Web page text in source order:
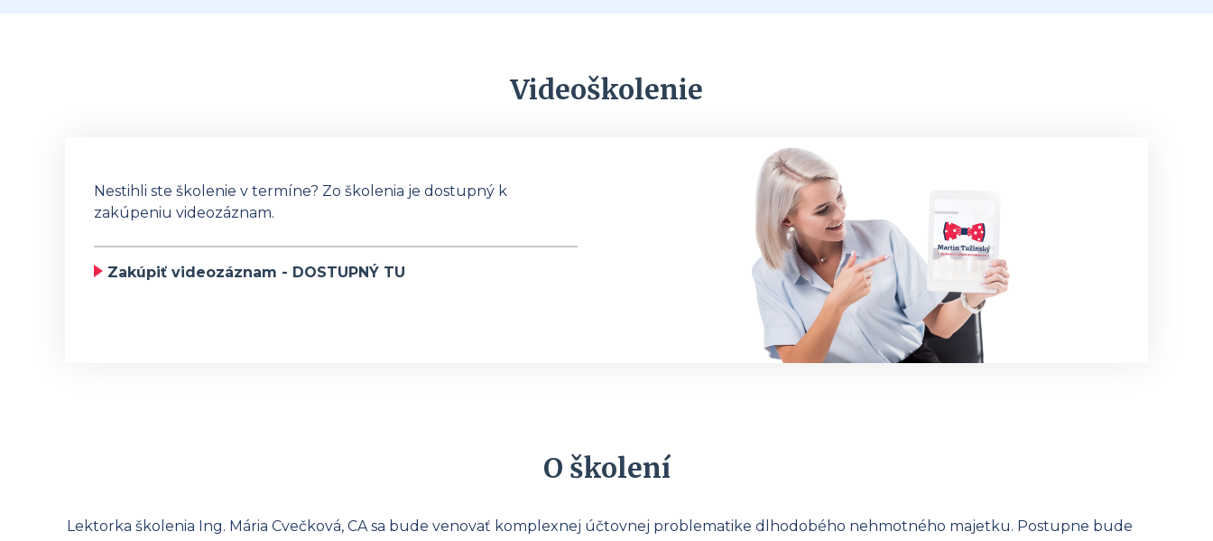
Videoškolenie
Nestihli ste školenie v termíne? Zo školenia je dostupný k
zakúpeniu videozáznam.
Zakúpiť videozáznam - DOSTUPNÝ TU
O školení
Lektorka školenia Ing. Mária Cvečková, CA sa bude venovať komplexnej účtovnej problematike dlhodobého nehmotného majetku. Postupne bude